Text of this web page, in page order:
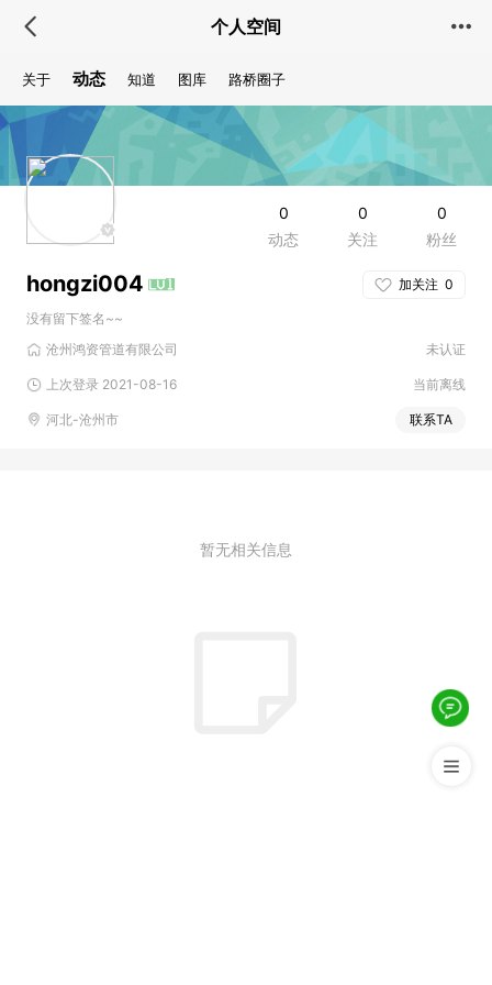
个人空间
0
粉丝
0
关注
0
动态
hongzi004 加关注 0
没有留下签名~~
沧州鸿资管道有限公司
未认证
上次登录 2021-08-16 当前离线
河北-沧州市 联系TA
关于 动态 知道 图库 路桥圈子
暂无相关信息